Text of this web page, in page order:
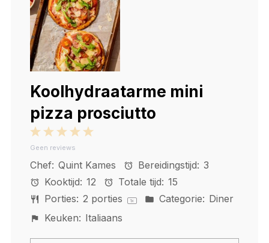
Koolhydraatarme mini
pizza prosciutto
5
4
3
Stars
2
Stars
1
Star
Geen reviews
Chef: Quint Kames Bereidingstijd: 3
Kooktijd: 12 Totale tijd: 15
Porties: 2 porties 1x Categorie: Diner
Keuken: Italiaans